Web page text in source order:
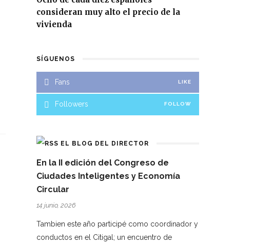
consideran muy alto el precio de la
vivienda
SÍGUENOS
Fans LIKE
Followers FOLLOW
EL BLOG DEL DIRECTOR
En la II edición del Congreso de
Ciudades Inteligentes y Economía
Circular
14 junio, 2026
Tambien este año participé como coordinador y
conductos en el Citigal; un encuentro de